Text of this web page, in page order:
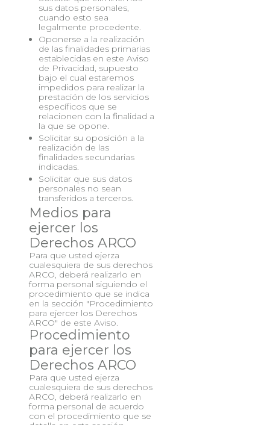
sus datos personales,
cuando esto sea
legalmente procedente.
Oponerse a la realización
de las finalidades primarias
establecidas en este Aviso
de Privacidad, supuesto
bajo el cual estaremos
impedidos para realizar la
prestación de los servicios
específicos que se
relacionen con la finalidad a
la que se opone.
Solicitar su oposición a la
realización de las
finalidades secundarias
indicadas.
Solicitar que sus datos
personales no sean
transferidos a terceros.
Medios para
ejercer los
Derechos ARCO
Para que usted ejerza
cualesquiera de sus derechos
ARCO, deberá realizarlo en
forma personal siguiendo el
procedimiento que se indica
en la sección "Procedimiento
para ejercer los Derechos
ARCO" de este Aviso.
Procedimiento
para ejercer los
Derechos ARCO
Para que usted ejerza
cualesquiera de sus derechos
ARCO, deberá realizarlo en
forma personal de acuerdo
con el procedimiento que se